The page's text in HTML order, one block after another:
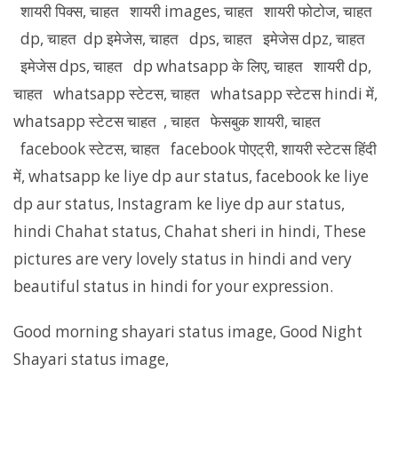
शायरी पिक्स, चाहत शायरी images, चाहत शायरी फोटोज, चाहत
dp, चाहत dp इमेजेस, चाहत dps, चाहत इमेजेस dpz, चाहत
इमेजेस dps, चाहत dp whatsapp के लिए, चाहत शायरी dp,
चाहत whatsapp स्टेटस, चाहत whatsapp स्टेटस hindi में,
whatsapp स्टेटस चाहत , चाहत फेसबुक शायरी, चाहत
facebook स्टेटस, चाहत facebook पोएट्री, शायरी स्टेटस हिंदी
में, whatsapp ke liye dp aur status, facebook ke liye
dp aur status, Instagram ke liye dp aur status,
hindi Chahat status, Chahat sheri in hindi, These
pictures are very lovely status in hindi and very
beautiful status in hindi for your expression.
Good morning shayari status image, Good Night
Shayari status image,